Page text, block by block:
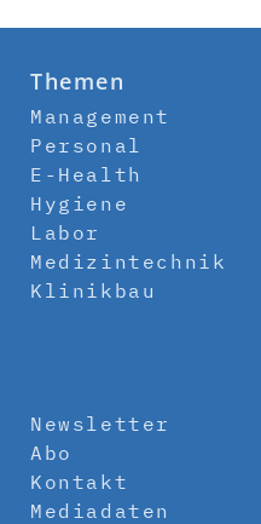
Themen
Management
Personal
E-Health
Hygiene
Labor
Medizintechnik
Klinikbau
Newsletter
Abo
Kontakt
Mediadaten